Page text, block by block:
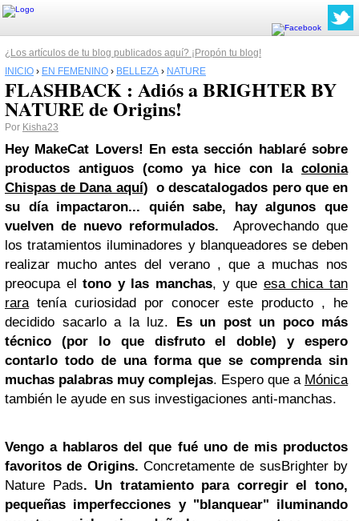
¿Los artículos de tu blog publicados aquí? ¡Propón tu blog!
INICIO › EN FEMENINO › BELLEZA › NATURE
FLASHBACK : Adiós a BRIGHTER BY
NATURE de Origins!
Por Kisha23
Hey MakeCat Lovers! En esta sección hablaré sobre
productos antiguos (como ya hice con la colonia
Chispas de Dana aquí) o descatalogados pero que en
su día impactaron... quién sabe, hay algunos que
vuelven de nuevo reformulados. Aprovechando que
los tratamientos iluminadores y blanqueadores se deben
realizar mucho antes del verano , que a muchas nos
preocupa el tono y las manchas, y que esa chica tan
raratenía curiosidad por conocer este producto , he
decidido sacarlo a la luz. Es un post un poco más
técnico (por lo que disfruto el doble) y espero
contarlo todo de una forma que se comprenda sin
muchas palabras muy complejas. Espero que a Mónica
también le ayude en sus investigaciones anti-manchas.
Vengo a hablaros del que fué uno de mis productos
favoritos de Origins. Concretamente de susBrighter by
Nature Pads. Un tratamiento para corregir el tono,
pequeñas imperfecciones y "blanquear" iluminando